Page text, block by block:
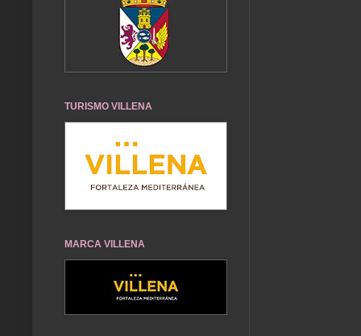
TURISMO VILLENA
MARCA VILLENA